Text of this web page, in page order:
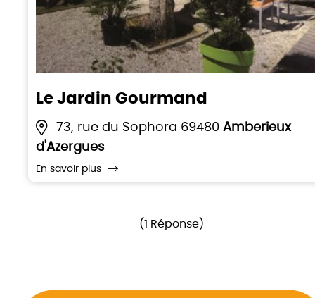
Le Jardin Gourmand
73, rue du Sophora 69480 Amberieux
d'Azergues
En savoir plus
(1 Réponse)